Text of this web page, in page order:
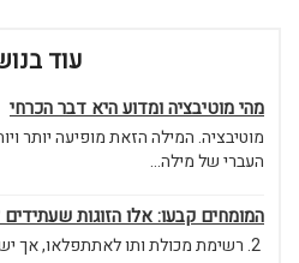
עוד
מהי מוטיבציה ומדוע היא דבר הכרחי
מוטיבציה. המילה הזאת מופיעה יותר
העברי של מילה...
המומחים קבעו: אלו הזוגות
2. רשימת מכולת ותו לאתתפלאו, אך